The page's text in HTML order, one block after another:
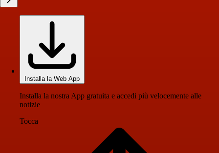
Installa la Web App
Installa la nostra App gratuita e accedi più velocemente alle
notizie
Tocca